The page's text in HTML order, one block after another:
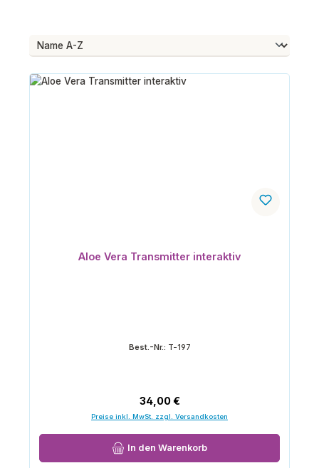
Aloe Vera Transmitter interaktiv
Best.-Nr.: T-197
Regulärer Preis:
34,00 €
Preise inkl. MwSt. zzgl. Versandkosten
In den Warenkorb